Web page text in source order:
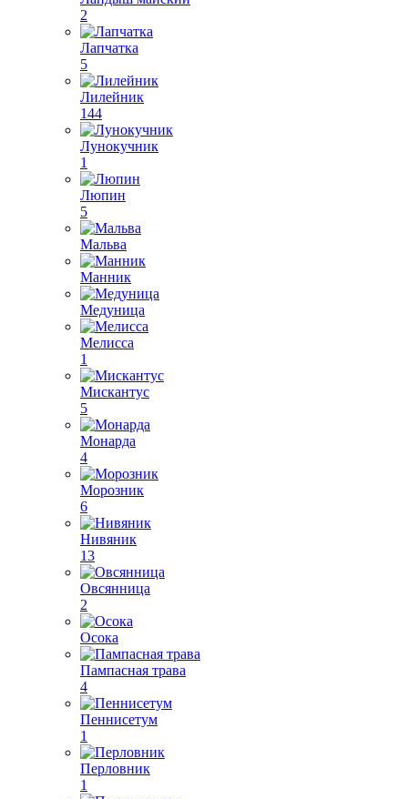
2
Лапчатка
5
Лилейник
144
Лунокучник
1
Люпин
5
Мальва
Манник
Медуница
Мелисса
1
Мискантус
5
Монарда
4
Морозник
6
Нивяник
13
Овсянница
2
Осока
Пампасная трава
4
Пеннисетум
1
Перловник
1